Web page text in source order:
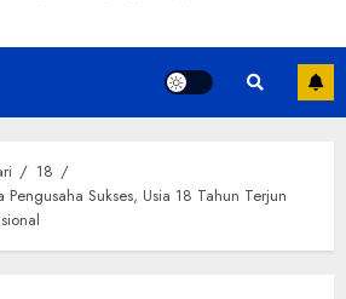
18
Sukses, Usia 18 Tahun Terjun